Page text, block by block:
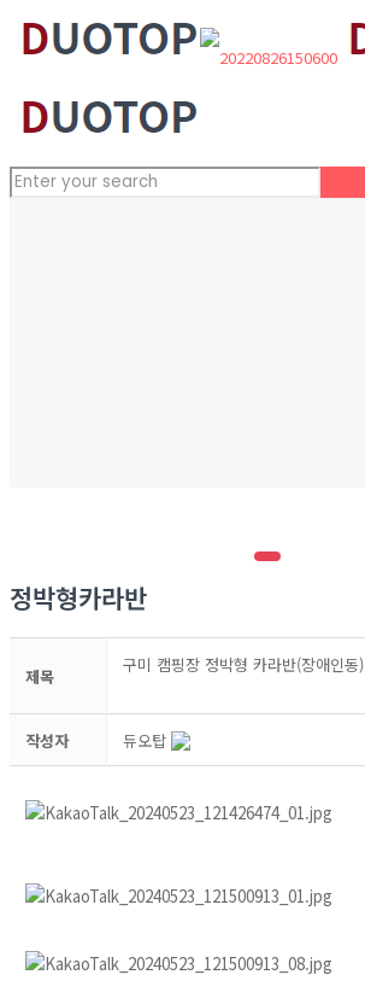
정박형카라반
제목
구미 캠핑장 정박형 카라반(장애인동)
작성자 듀오탑